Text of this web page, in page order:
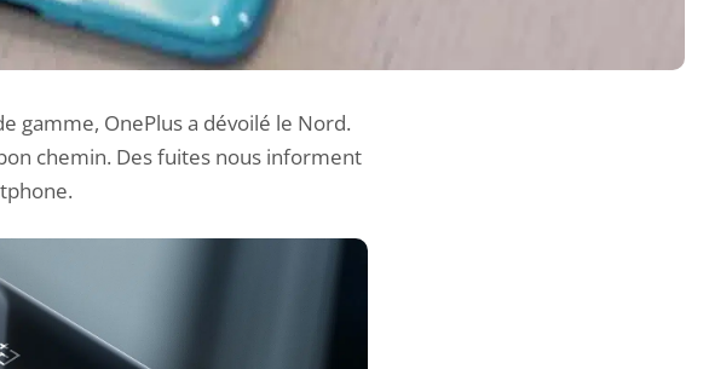
gamme, OnePlus a dévoilé le Nord.
chemin. Des fuites nous informent